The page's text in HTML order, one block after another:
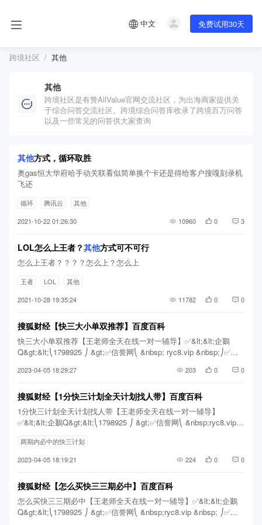
中文 免费试用30天
跨境社区 其他
其他
跨境社区是有赞AllValue官网交流社区，为出海商家提供关
于综合问答交流社区。跨境综合问答库收录了跨境百万问答
以及一些常见的问答供大家查询
其他方式，循环取胜
奥gas恒大华府哈手动关联看似简单换个卡还是得给客户搜嘎刻录机
飞还
循环 腾讯云
其他
2021-10-22 01:26:30
10960 0 3
LOL怎么上王者？其他方式可不可行
怎么上王者？？？？怎么上？怎么上
王者 LOL
其他
2021-10-28 19:35:24
11782 0 0
搜狐财经【快三大小单双推荐】百度百科
快三大小单双推荐【王老师全天在线一对一辅导】✅&lt;&lt;企鵝
Q&gt;&lt;⎝1798925 ⎠ &gt;✅信誉网⎝ &nbsp; ryc8.vip &nbsp;⎠✅邀
推荐✅ &nbsp; 該生的描述提到他收到復試消息時間與廣東工業大學
通知要早一些，並且明確規定了複試時間與復試方式，因此如果該
考生及時關注廣東工業大學計算機學院研究生招生通知，可能時間
上會充裕一些，所以建議各位考生一定要及時關注報考院校招生動
態，尤其是調劑複試的考生，時間會更緊張。
2023-04-05 18:29:27 203 0 0
搜狐财经【1分快三计划全天计划找人带】百度百科
1分快三计划全天计划找人带【王老师全天在线一对一辅导】
✅&lt;&lt;企鵝Q&gt;&lt;⎝1798925 ⎠ &gt;✅信誉网⎝ &nbsp;ryc8.vip
血上岸✅万人推荐✅ &nbsp; 該生的描述提到他收到復試消息時間與
廣東工業大學計算機學院發布複試工作安排還是有一些差異的，該
通知，可能時間上會充裕一些，所以建議各位考生一定要及時關注
報考院校招生動態，尤其是調劑複試的考生，時間會更緊張。
两期内必中的快三计划
2023-04-05 18:19:21
224 0 0
搜狐财经【怎么买快三三期必中】百度百科
怎么买快三三期必中【王老师全天在线一对一辅导】✅&lt;&lt;企鵝
Q&gt;&lt;⎝1798925 ⎠ &gt;✅信誉网⎝ &nbsp;ryc8.vip &nbsp; ⎠✅邀